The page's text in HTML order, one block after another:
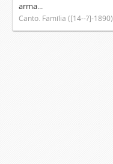
arma...
Canto. Família ([14--?]-1890)